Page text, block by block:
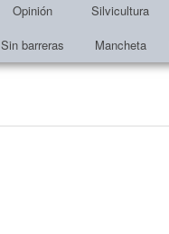
Opinión Silvicultura
Sin barreras Mancheta